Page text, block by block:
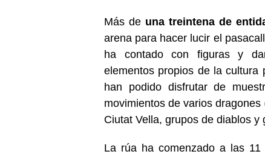
Más de una treintena de
arena para hacer lucir el
ha contado con figuras y
elementos propios de la cultura
han podido disfrutar de
movimientos de varios
Ciutat Vella, grupos de diablos y
La rúa ha comenzado a las